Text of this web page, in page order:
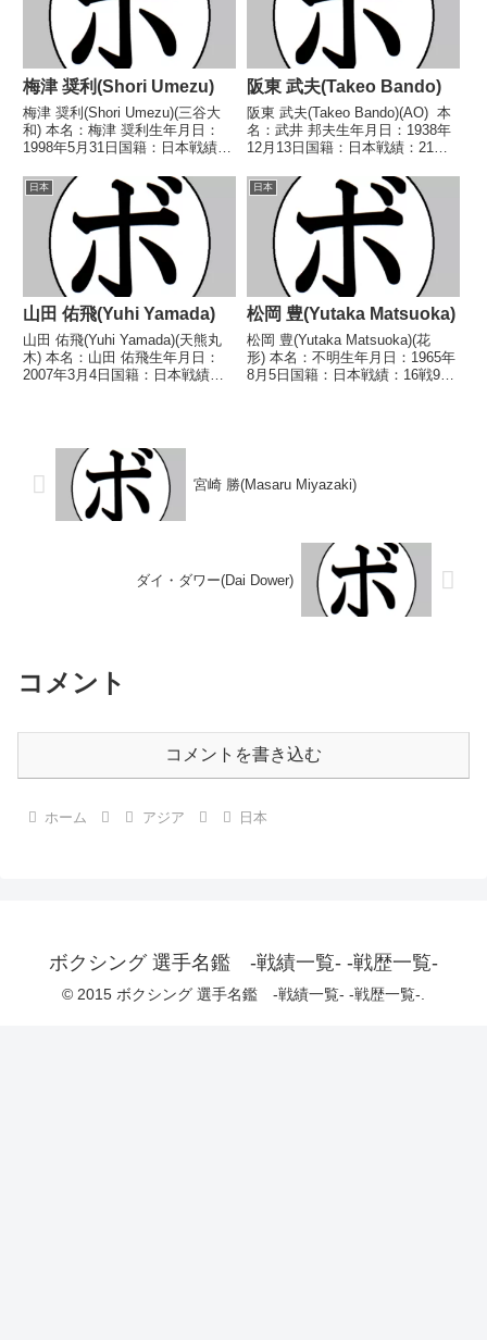
梅津 奨利(Shori Umezu)
梅津 奨利(Shori Umezu)(三谷大
和) 本名：梅津 奨利生年月日：
1998年5月31日国籍：日本戦績：
イトル】2021年度全日本バンタ
ム級新人王第78代日本バンタム
級王座 【戦歴】2020/...
阪東 武夫(Takeo Bando)
阪東 武夫(Takeo Bando)(AO) 本
名：武井 邦夫生年月日：1938年
12月13日国籍：日本戦績：21戦8
ル】1960年度全日本社会人選手
権フェザー級優勝(アマチュ
ア) 【戦歴】1963/...
日本
山田 佑飛(Yuhi Yamada)
山田 佑飛(Yuhi Yamada)(天熊丸
木) 本名：山田 佑飛生年月日：
2007年3月4日国籍：日本戦績：2
児)2026/07/26 ○...
日本
松岡 豊(Yutaka Matsuoka)
松岡 豊(Yutaka Matsuoka)(花
形) 本名：不明生年月日：1965年
8月5日国籍：日本戦績：16戦9勝
宮崎 勝(Masaru Miyazaki)
ダイ・ダワー(Dai Dower)
コメント
コメントを書き込む
ホーム アジア 日本
ボクシング 選手名鑑 -戦績一覧- -戦歴一覧-
© 2015 ボクシング 選手名鑑 -戦績一覧- -戦歴一覧-.